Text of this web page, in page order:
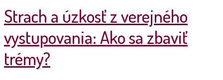
Strach a úzkosť z verejného
vystupovania: Ako sa zbaviť
trémy?